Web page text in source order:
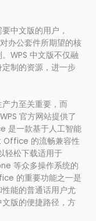
中文版的用户，
办公套件所期望的核
WPS 中文版不仅融
制的资源，进一步
力至关重要，而
官方网站提供了
是一款基于人工智能
Office 的流畅兼容性
轻松下载适用于
等众多操作系统的
的重要功能之一是
能的普通话用户尤
版的便捷路径，方